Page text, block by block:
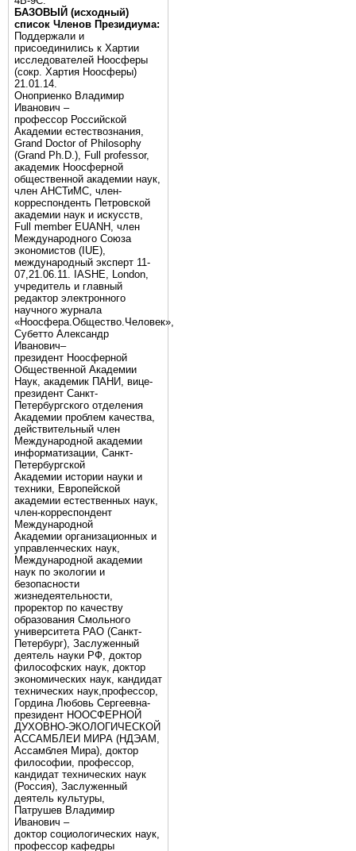
БАЗОВЫЙ (исходный)
список Членов Президиума:
Поддержали и
присоединились к Хартии
исследователей Ноосферы
(сокр. Хартия Ноосферы)
21.01.14.
Оноприенко Владимир
Иванович –
профессор Российской
Академии естествознания,
Grand Doctor of Philosophy
(Grand Ph.D.), Full professor,
академик Ноосферной
общественной академии наук,
член АНСТиМС, член-
корреспонденть Петровской
академии наук и искусств,
Full member EUANH, член
Международного Союза
экономистов (IUE),
международный эксперт 11-
07,21.06.11. IASHE, London,
учредитель и главный
редактор электронного
научного журнала
«Ноосфера.Общество.Человек»,
Субетто Александр
Иванович–
президент Ноосферной
Общественной Академии
Наук, академик ПАНИ, вице-
президент Санкт-
Петербургского отделения
Академии проблем качества,
действительный член
Международной академии
информатизации, Санкт-
Петербургской
Академии истории науки и
техники, Европейской
академии естественных наук,
член-корреспондент
Международной
Академии организационных и
управленческих наук,
Международной академии
наук по экологии и
безопасности
жизнедеятельности,
проректор по качеству
образования Смольного
университета РАО (Санкт-
Петербург), Заслуженный
деятель науки РФ, доктор
философских наук, доктор
экономических наук, кандидат
технических наук,профессор,
Гордина Любовь Сергеевна-
президент НООСФЕРНОЙ
ДУХОВНО-ЭКОЛОГИЧЕСКОЙ
АССАМБЛЕИ МИРА (НДЭАМ,
Ассамблея Мира), доктор
философии, профессор,
кандидат технических наук
(Россия), Заслуженный
деятель культуры,
Патрушев Владимир
Иванович –
доктор социологических наук,
профессор кафедры